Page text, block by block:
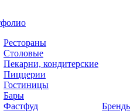
Рестораны
Столовые
Пекарни, кондитерские
Пиццерии
Гостиницы
Бары
Фастфуд